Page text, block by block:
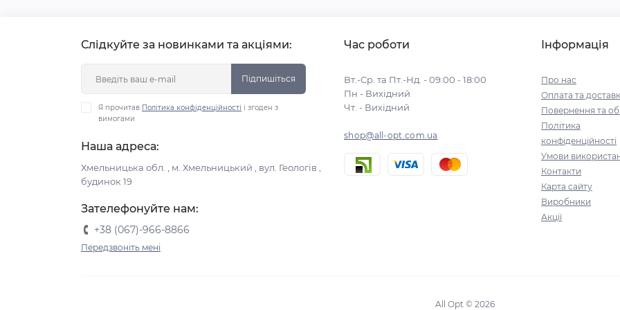
Слідкуйте за новинками та акціями:
Підпишіться
Я прочитав Політика конфіденційності і згоден з
вимогами
Наша адреса:
Хмельницька обл. , м. Хмельницький , вул. Геологів ,
будинок 19
Зателефонуйте нам:
+38 (067)-966-8866
Передзвоніть мені
Час роботи
Вт.-Ср. та Пт.-Нд. - 09:00 - 18:00
Пн - Вихідний
Чт. - Вихідний
shop@all-opt.com.ua
Інформація
Про нас
Оплата та
Повернення та
Політика
конфіденційності
Умови
Контакти
Карта сайту
Виробники
Акції
All Opt © 2026